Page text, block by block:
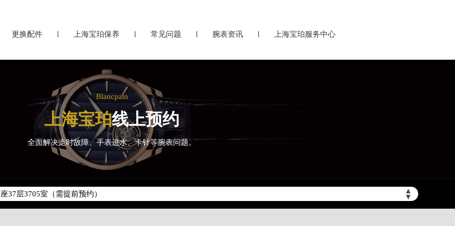
更换配件 上海宝珀保养 常见问题 腕表资讯 上海宝珀服务中心
Blancpain
上海宝珀线上预约
全面解决走时故障、手表进水、卡针等腕表问题。
▲
▼
37层3705室（需提前预约）
写字楼8层806室（需提前预约）